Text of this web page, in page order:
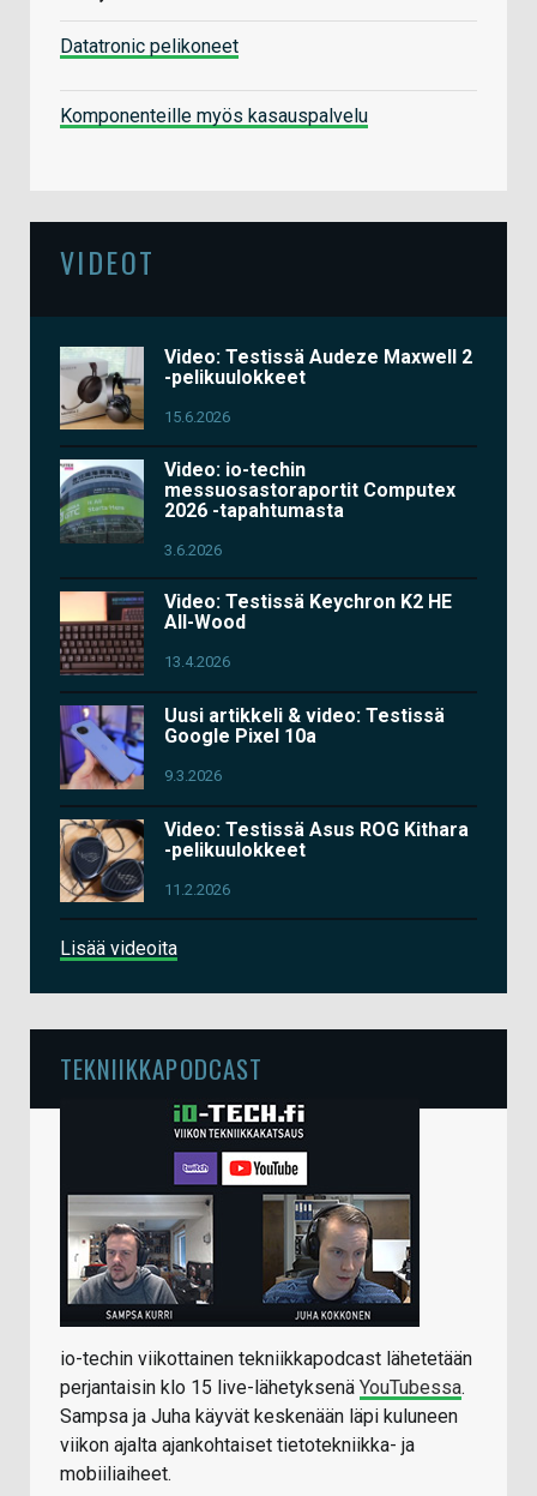
Datatronic pelikoneet
Komponenteille myös kasauspalvelu
VIDEOT
Video: Testissä Audeze Maxwell 2
-pelikuulokkeet
15.6.2026
Video: io-techin
messuosastoraportit Computex
2026 -tapahtumasta
3.6.2026
Video: Testissä Keychron K2 HE
All-Wood
13.4.2026
Uusi artikkeli & video: Testissä
Google Pixel 10a
9.3.2026
Video: Testissä Asus ROG Kithara
-pelikuulokkeet
11.2.2026
Lisää videoita
TEKNIIKKAPODCAST
io-techin viikottainen tekniikkapodcast lähetetään
perjantaisin klo 15 live-lähetyksenä YouTubessa.
Sampsa ja Juha käyvät keskenään läpi kuluneen
viikon ajalta ajankohtaiset tietotekniikka- ja
mobiiliaiheet.